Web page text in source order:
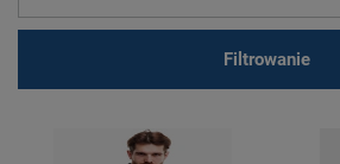
Filtrowanie